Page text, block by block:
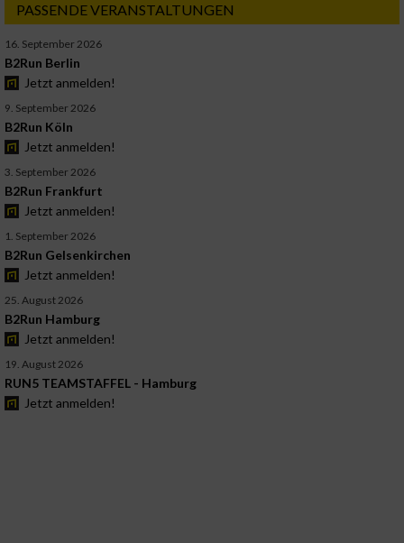
PASSENDE VERANSTALTUNGEN
16. September 2026
B2Run Berlin
Jetzt anmelden!
9. September 2026
B2Run Köln
Jetzt anmelden!
3. September 2026
B2Run Frankfurt
Jetzt anmelden!
1. September 2026
B2Run Gelsenkirchen
Jetzt anmelden!
25. August 2026
B2Run Hamburg
Jetzt anmelden!
19. August 2026
RUN5 TEAMSTAFFEL - Hamburg
Jetzt anmelden!